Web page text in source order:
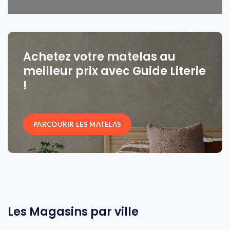
Achetez votre matelas au
meilleur prix avec Guide Literie
!
PARCOURIR LES MATELAS
Les Magasins par ville